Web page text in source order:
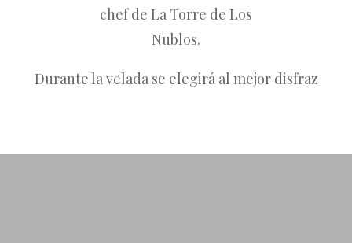
chef de La Torre de Los
Nublos.
Durante la velada se elegirá al mejor disfraz